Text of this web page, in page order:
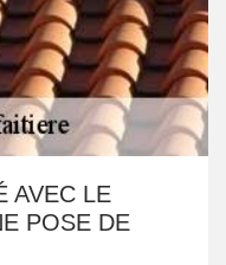
AVEC LE
POSE DE